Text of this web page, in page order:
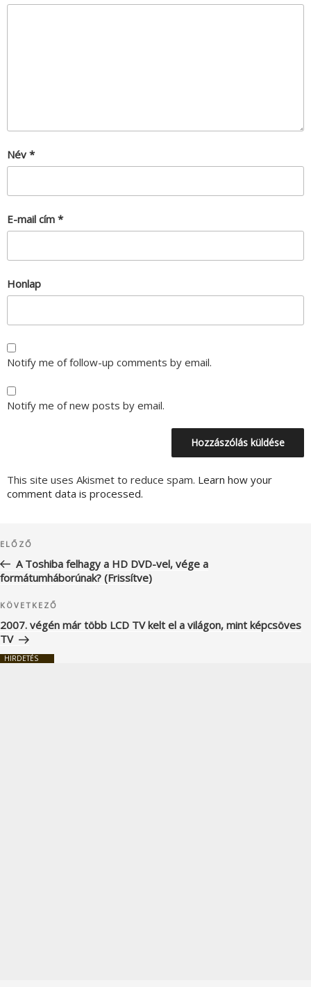
Név *
E-mail cím *
Honlap
Notify me of follow-up comments by email.
Notify me of new posts by email.
This site uses Akismet to reduce spam. Learn how your
comment data is processed.
navigáció
Korábbi
bejegyzés
ELŐZŐ
A Toshiba felhagy a HD DVD-vel, vége a
formátumháborúnak? (Frissítve)
Következő
bejegyzés
KÖVETKEZŐ
2007. végén már több LCD TV kelt el a világon, mint képcsöves
TV
HIRDETÉS